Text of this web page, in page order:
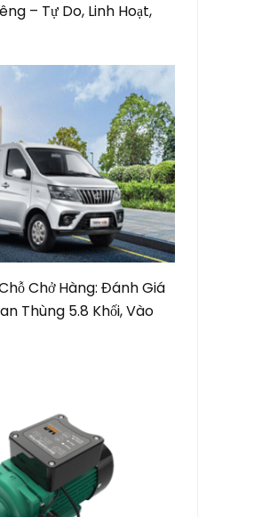
– Tự Do, Linh Hoạt,
Chở Hàng: Đánh Giá
Thùng 5.8 Khối, Vào